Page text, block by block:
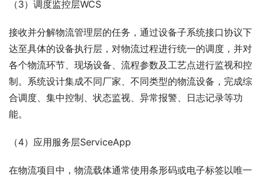
（3）调度监控层WCS
接收并分解物流管理层的任务，通过设备子系统接口协议下
达至具体的设备执行层，对物流过程进行统一的调度，并对
各个物流环节、现场设备、流程参数及工艺点进行监视和控
制。系统设计集成不同厂家、不同类型的物流设备，完成综
合调度、集中控制、状态监视、异常报警、日志记录等功
能。
（4）应用服务层ServiceApp
在物流项目中，物流载体通常使用条形码或电子标签以唯一